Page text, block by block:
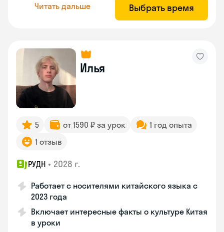
Читать дальше Выбрать время
Илья
5 от 1590 ₽ за урок
1 год опыта
1 отзыв
РУДН • 2028 г.
Работает с носителями китайского языка с
2023 года
Включает интересные факты о культуре Китая
в уроки